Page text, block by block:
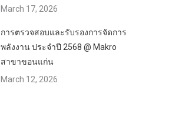
March 17, 2026
การตรวจสอบและรับรองการจัดการ
พลังงาน ประจำปี 2568 @ Makro
สาขาขอนแก่น
March 12, 2026